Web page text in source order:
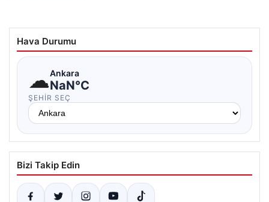
Hava Durumu
☁Ankara
NaN°C
ŞEHIR SEÇ
Bizi Takip Edin